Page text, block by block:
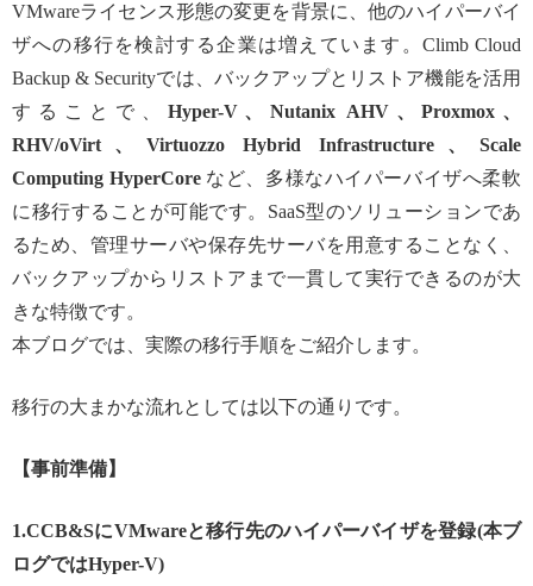
VMwareライセンス形態の変更を背景に、他のハイパーバイ
ザへの移行を検討する企業は増えています。Climb Cloud
Backup & Securityでは、バックアップとリストア機能を活用
することで、 Hyper-V、Nutanix AHV、Proxmox、
RHV/oVirt、Virtuozzo Hybrid Infrastructure、Scale
Computing HyperCoreなど、多様なハイパーバイザへ柔軟
に移行することが可能です。SaaS型のソリューションであ
るため、管理サーバや保存先サーバを用意することなく、
バックアップからリストアまで一貫して実行できるのが大
きな特徴です。
本ブログでは、実際の移行手順をご紹介します。
移行の大まかな流れとしては以下の通りです。
【事前準備】
1.CCB&SにVMwareと移行先のハイパーバイザを登録(本ブ
ログではHyper-V)